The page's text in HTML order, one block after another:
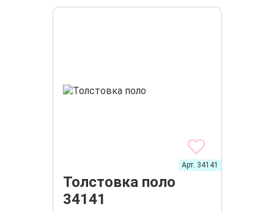
Толстовка поло
34141
Арт. 34141